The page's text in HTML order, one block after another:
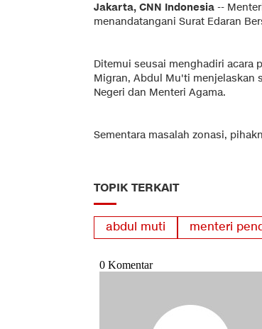
Jakarta, CNN Indonesia --
menandatangani Surat Edaran
Ditemui seusai menghadiri acara
Migran, Abdul Mu'ti menjelaskan
Negeri dan Menteri Agama.
Sementara masalah zonasi,
TOPIK TERKAIT
abdul muti menteri